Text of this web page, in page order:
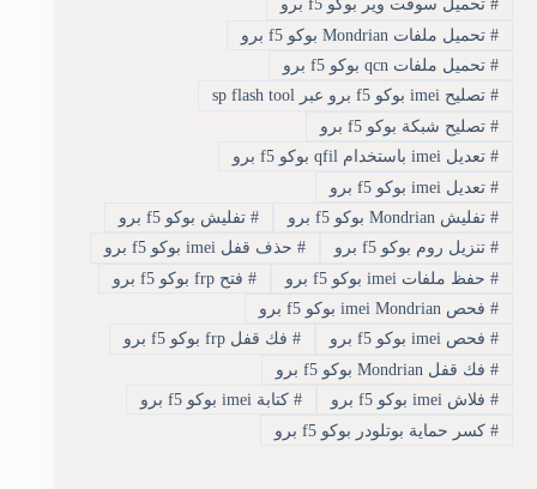
#تحميل سوفت وير بوكو f5 برو
#تحميل ملفات Mondrian بوكو f5 برو
#تحميل ملفات qcn بوكو f5 برو
#تصليح imei بوكو f5 برو عبر sp flash tool
#تصليح شبكة بوكو f5 برو
#تعديل imei باستخدام qfil بوكو f5 برو
#تعديل imei بوكو f5 برو
#تفليش Mondrian بوكو f5 برو #تفليش بوكو f5 برو
#تنزيل روم بوكو f5 برو #حذف قفل imei بوكو f5 برو
#حفظ ملفات imei بوكو f5 برو #فتح frp بوكو f5 برو
#فحص imei Mondrian بوكو f5 برو
#فحص imei بوكو f5 برو #فك قفل frp بوكو f5 برو
#فك قفل Mondrian بوكو f5 برو
#فلاش imei بوكو f5 برو #كتابة imei بوكو f5 برو
#كسر حماية بوتلودر بوكو f5 برو